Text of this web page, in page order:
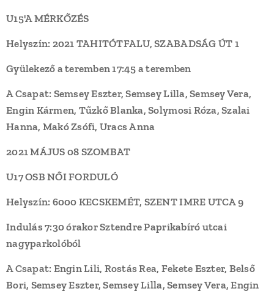
U15'A MÉRKŐZÉS
Helyszín: 2021 TAHITÓTFALU, SZABADSÁG ÚT 1
Gyülekező a teremben 17:45 a teremben
A Csapat: Semsey Eszter, Semsey Lilla, Semsey Vera,
Engin Kármen, Tűzkő Blanka, Solymosi Róza, Szalai
Hanna, Makó Zsófi, Uracs Anna
2021 MÁJUS 08 SZOMBAT
U17 OSB NŐI FORDULÓ
Helyszín: 6000 KECSKEMÉT, SZENT IMRE UTCA 9
Indulás 7:30 órakor Sztendre Paprikabíró utcai
nagyparkolóból
A Csapat: Engin Lili, Rostás Rea, Fekete Eszter, Belső
Bori, Semsey Eszter, Semsey Lilla, Semsey Vera, Engin